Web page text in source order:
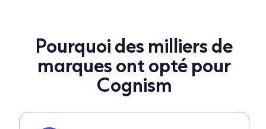
Pourquoi des milliers de
marques ont opté pour
Cognism